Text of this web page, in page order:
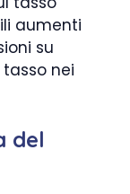
aumenti
su
nei
del